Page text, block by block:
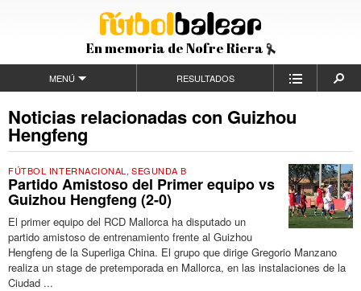
En memoria de Nofre Riera
MENÚ RESULTADOS
Noticias relacionadas con Guizhou
Hengfeng
FÚTBOL INTERNACIONAL , SEGUNDA B
Partido Amistoso del Primer equipo vs
Guizhou Hengfeng (2-0)
El primer equipo del RCD Mallorca ha disputado un
partido amistoso de entrenamiento frente al Guizhou
Hengfeng de la Superliga China. El grupo que dirige Gregorio Manzano
realiza un stage de pretemporada en Mallorca, en las instalaciones de la
Ciudad ...